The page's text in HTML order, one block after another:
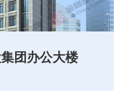
团办公大楼